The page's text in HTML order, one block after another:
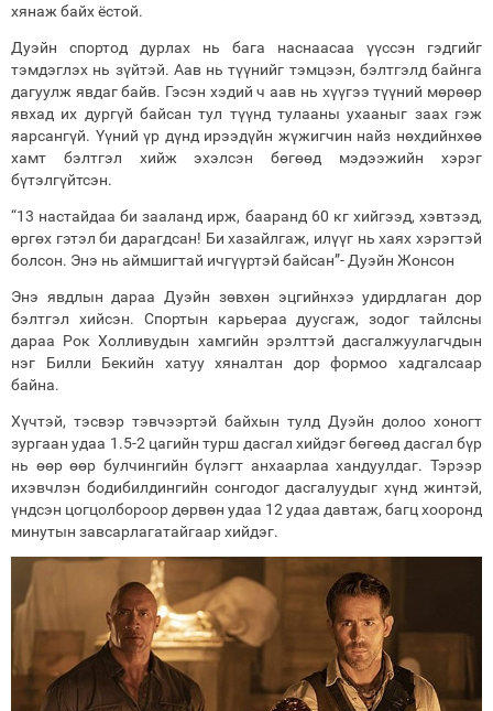
хянаж байх ёстой.
Дуэйн спортод дурлах нь бага наснаасаа үүссэн гэдгийг
тэмдэглэх нь зүйтэй. Аав нь түүнийг тэмцээн, бэлтгэлд байнга
дагуулж явдаг байв. Гэсэн хэдий ч аав нь хүүгээ түүний мөрөөр
явхад их дургүй байсан тул түүнд тулааны ухааныг заах гэж
яарсангүй. Үүний үр дүнд ирээдүйн жүжигчин найз нөхдийнхөө
хамт бэлтгэл хийж эхэлсэн бөгөөд мэдээжийн хэрэг
бүтэлгүйтсэн.
“13 настайдаа би зааланд ирж, бааранд 60 кг хийгээд, хэвтээд,
өргөх гэтэл би дарагдсан! Би хазайлгаж, илүүг нь хаях хэрэгтэй
болсон. Энэ нь аймшигтай ичгүүртэй байсан”- Дуэйн Жонсон
Энэ явдлын дараа Дуэйн зөвхөн эцгийнхээ удирдлаган дор
бэлтгэл хийсэн. Спортын карьераа дуусгаж, зодог тайлсны
дараа Рок Холливудын хамгийн эрэлттэй дасгалжуулагчдын
нэг Билли Бекийн хатуу хяналтан дор формоо хадгалсаар
байна.
Хүчтэй, тэсвэр тэвчээртэй байхын тулд Дуэйн долоо хоногт
зургаан удаа 1.5-2 цагийн турш дасгал хийдэг бөгөөд дасгал бүр
нь өөр өөр булчингийн бүлэгт анхаарлаа хандуулдаг. Тэрээр
ихэвчлэн бодибилдингийн сонгодог дасгалуудыг хүнд жинтэй,
үндсэн цогцолбороор дөрвөн удаа 12 удаа давтаж, багц хооронд
минутын завсарлагатайгаар хийдэг.